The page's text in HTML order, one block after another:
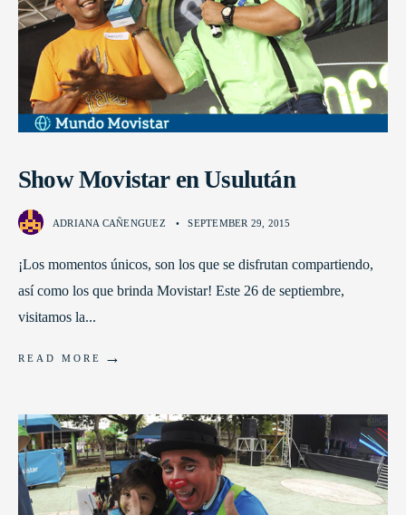
Show Movistar en Usulután
ADRIANA CAÑENGUEZ • SEPTEMBER 29, 2015
¡Los momentos únicos, son los que se disfrutan compartiendo,
así como los que brinda Movistar! Este 26 de septiembre,
visitamos la...
READ MORE →